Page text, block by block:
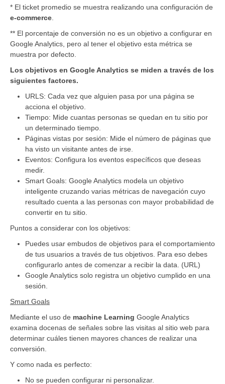
* El ticket promedio se muestra realizando una configuración de
e-commerce
** El porcentaje de conversión no es un objetivo a configurar en
Google Analytics, pero al tener el objetivo esta métrica se
muestra por defecto.
Los objetivos en Google Analytics se miden a través de los
siguientes factores.
URLS: Cada vez que alguien pasa por una página se
acciona el objetivo.
Tiempo: Mide cuantas personas se quedan en tu sitio por
un determinado tiempo.
Páginas vistas por sesión: Mide el número de páginas que
ha visto un visitante antes de irse.
Eventos: Configura los eventos específicos que deseas
medir.
Smart Goals: Google Analytics modela un objetivo
inteligente cruzando varias métricas de navegación cuyo
resultado cuenta a las personas con mayor probabilidad de
convertir en tu sitio.
Puntos a considerar con los objetivos:
Puedes usar embudos de objetivos para el comportamiento
de tus usuarios a través de tus objetivos. Para eso debes
configurarlo antes de comenzar a recibir la data. (URL)
Google Analytics solo registra un objetivo cumplido en una
sesión.
Smart Goals
Mediante el uso de machine Learning Google Analytics
examina docenas de señales sobre las visitas al sitio web para
determinar cuáles tienen mayores chances de realizar una
conversión.
Y como nada es perfecto:
No se pueden configurar ni personalizar.